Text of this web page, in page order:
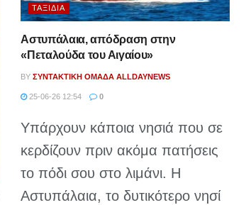
ΤΑΞΊΔΙΑ
Αστυπάλαια, απόδραση στην
«Πεταλούδα του Αιγαίου»
BY ΣΥΝΤΑΚΤΙΚΉ ΟΜΆΔΑ ALLDAYNEWS
25-06-26 12:54 0
Υπάρχουν κάποια νησιά που σε
κερδίζουν πριν ακόμα πατήσεις
το πόδι σου στο λιμάνι. Η
Αστυπάλαια, το δυτικότερο νησί